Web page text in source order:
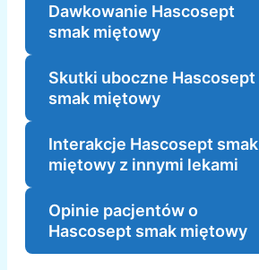
Dawkowanie Hascosept
smak miętowy
Skutki uboczne Hascosept
smak miętowy
Interakcje Hascosept smak
miętowy z innymi lekami
Opinie pacjentów o
Hascosept smak miętowy